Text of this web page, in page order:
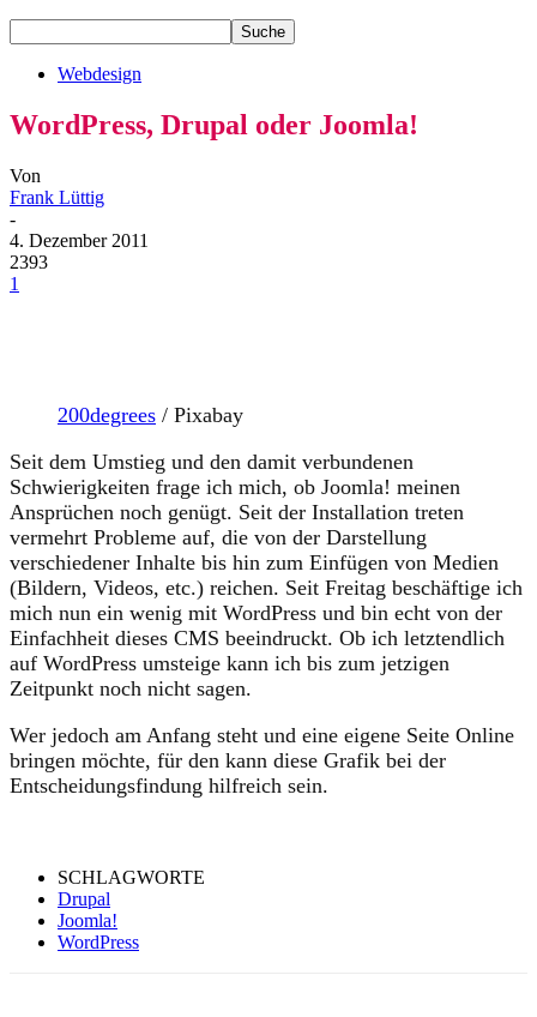
Webdesign
WordPress, Drupal oder Joomla!
Von
Frank Lüttig
-
4. Dezember 2011
2393
1
200degrees / Pixabay
Seit dem Umstieg und den damit verbundenen
Schwierigkeiten frage ich mich, ob Joomla! meinen
Ansprüchen noch genügt. Seit der Installation treten
vermehrt Probleme auf, die von der Darstellung
verschiedener Inhalte bis hin zum Einfügen von Medien
(Bildern, Videos, etc.) reichen. Seit Freitag beschäftige ich
mich nun ein wenig mit WordPress und bin echt von der
Einfachheit dieses CMS beeindruckt. Ob ich letztendlich
auf WordPress umsteige kann ich bis zum jetzigen
Zeitpunkt noch nicht sagen.
Wer jedoch am Anfang steht und eine eigene Seite Online
bringen möchte, für den kann diese Grafik bei der
Entscheidungsfindung hilfreich sein.
SCHLAGWORTE
Drupal
Joomla!
WordPress